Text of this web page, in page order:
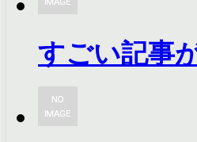
すごい記事